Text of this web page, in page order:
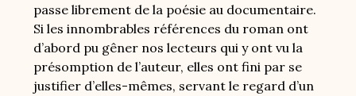
passe librement de la poésie au documentaire.
Si les innombrables références du roman ont
d’abord pu gêner nos lecteurs qui y ont vu la
présomption de l’auteur, elles ont fini par se
justifier d’elles-mêmes, servant le regard d’un